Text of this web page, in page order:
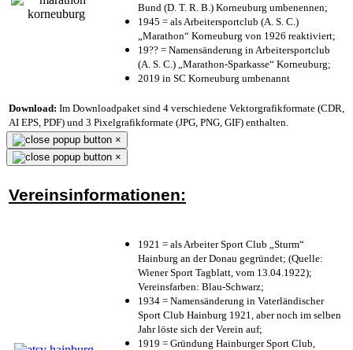
Bund (D. T. R. B.) Korneuburg umbenennen;
1945 = als Arbeitersportclub (A. S. C.)
„Marathon“ Korneuburg von 1926 reaktiviert;
19?? = Namensänderung in Arbeitersportclub
(A. S. C.) „Marathon-Sparkasse“ Korneuburg;
2019 in SC Korneuburg umbenannt
Download: Im Downloadpaket sind 4 verschiedene Vektorgrafikformate (CDR,
AI EPS, PDF) und 3 Pixelgrafikformate (JPG, PNG, GIF) enthalten.
×
×
Vereinsinformationen:
1921 = als Arbeiter Sport Club „Sturm“
Hainburg an der Donau gegründet; (Quelle:
Wiener Sport Tagblatt, vom 13.04.1922);
Vereinsfarben: Blau-Schwarz;
1934 = Namensänderung in Vaterländischer
Sport Club Hainburg 1921, aber noch im selben
Jahr löste sich der Verein auf;
1919 = Gründung Hainburger Sport Club,